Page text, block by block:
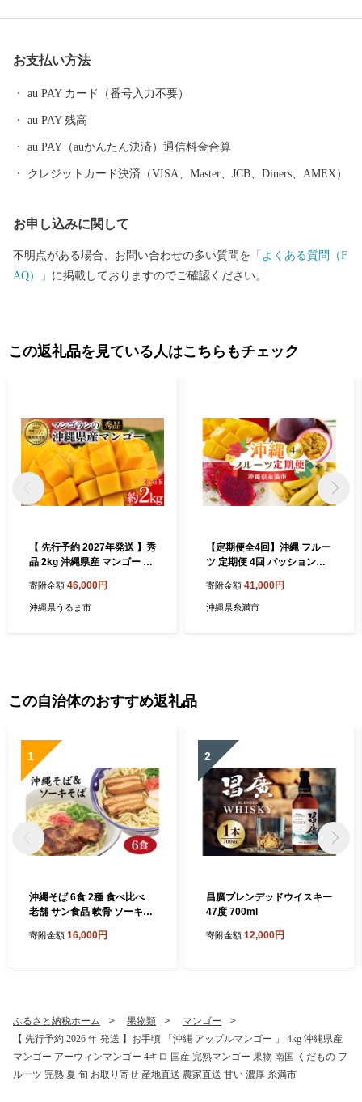
崎町や潮崎町など広大な埋め立て事業により工業団地、新興住宅
街が形成され、最近は大型ホテルの進出もあり、観光にも力を入
時間距離が15分～20分と短くなり、多くの企業誘致も見込まれて
います。また、農漁業も盛んですが、特に卸売市場を整備し、水
産物の国際的物流拠点を目指しています。 このように糸満市
に、今後の新しい糸満市にご注目ください。
お支払い方法
au PAY カード（番号入力不要）
au PAY 残高
au PAY（auかんたん決済）通信料金合算
クレジットカード決済（VISA、Master、JCB、Diners、AMEX）
お申し込みに関して
不明点がある場合、お問い合わせの多い質問を 「よくある質問（F
AQ）」 に掲載しておりますのでご確認ください。
この返礼品を見ている人はこちらもチェック
【 先行予約 2027年発送 】秀
品 2kg 沖縄県産 マンゴー 2
南国 くだもの フルーツ 完熟
夏 旬 特産品 沖縄 取り寄せ
寄附金額 46,000円
沖縄県うるま市
【定期便全4回】沖縄 フルー
ツ 定期便 4回 パッションフ
ルーツ フルーツ定期便 沖縄
バナナ バナナ 旬 フルーツ 果
寄附金額 41,000円
沖縄県糸満市
この自治体のおすすめ返礼品
1
沖縄そば 6食 2種 食べ比べ
老舗 サン食品 軟骨 ソーキそ
肉 島唐辛子 麺 とんこつ かつ
県 糸満市
寄附金額 16,000円
2
昌廣ブレンデッドウイスキー
47度 700ml
寄附金額 12,000円
ふるさと納税ホーム 果物類
マンゴー
【 先行予約 2026 年 発送 】お手頃 「沖縄 アップルマンゴー 」 4kg 沖縄県産
マンゴー アーウィンマンゴー 4キロ 国産 完熟マンゴー 果物 南国 くだもの フ
ルーツ 完熟 夏 旬 お取り寄せ 産地直送 農家直送 甘い 濃厚 糸満市